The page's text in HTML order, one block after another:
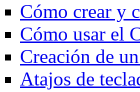
Cómo crear y
Cómo usar el
Creación de
Atajos de